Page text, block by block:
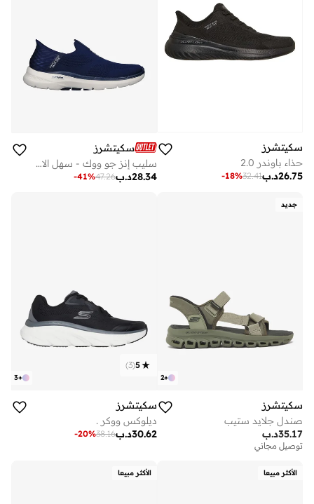
سكيتشرز
حذاء باوندر 2.0
د.ب26.75
32.41
-18%
سكيتشرز
سليب إنز جو ووك - سهل الارتداء
د.ب28.34
47.26
-41%
جديد
+
2
سكيتشرز
صندل جلايد ستيب
د.ب35.17
توصيل مجاني
+
3
5
(
3
)
سكيتشرز
ديلوكس ووكر .
د.ب30.62
38.16
-20%
الأكثر مبيعا الأكثر مبيعا